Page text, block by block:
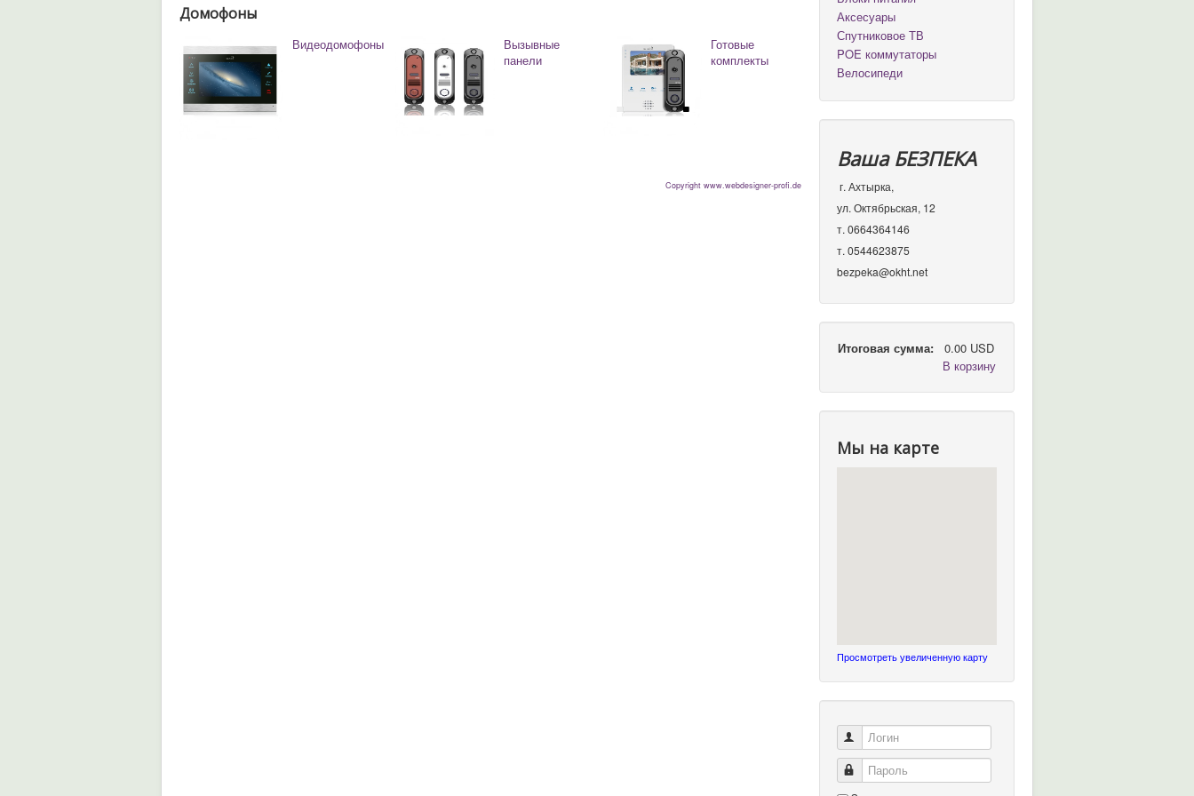
Домофоны
Видеодомофоны
Вызывные
панели
Готовые
комплекты
Copyright www.webdesigner-profi.de
Аксесуары
Спутниковое ТВ
POE коммутаторы
Велосипеди
Ваша БЕЗПЕКА
г. Ахтырка,
ул. Октябрьская, 12
т. 0664364146
т. 0544623875
bezpeka@okht.net
Итоговая сумма:
0.00 USD
В корзину
Мы на карте
Просмотреть увеличенную карту
Логин
Пароль